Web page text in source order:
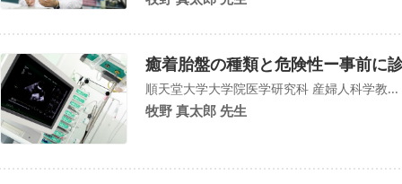
癒着胎盤の種類と危険性ー事前に
順天堂大学大学院医学研究科 産婦人科学教...
牧野 真太郎 先生